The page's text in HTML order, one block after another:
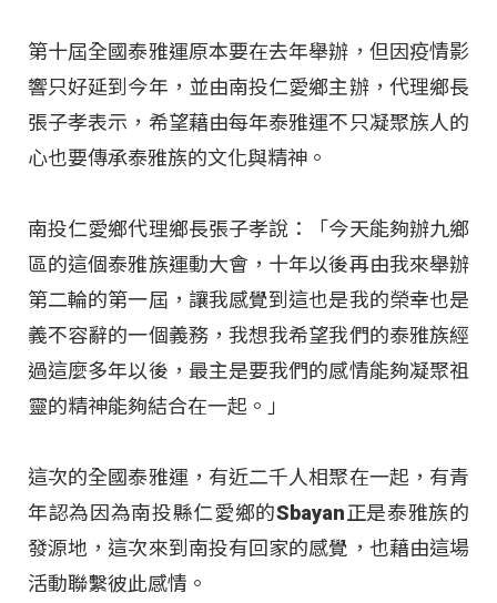
第十屆全國泰雅運原本要在去年舉辦，但因疫情影
響只好延到今年，並由南投仁愛鄉主辦，代理鄉長
張子孝表示，希望藉由每年泰雅運不只凝聚族人的
心也要傳承泰雅族的文化與精神。
南投仁愛鄉代理鄉長張子孝說：「今天能夠辦九鄉
區的這個泰雅族運動大會，十年以後再由我來舉辦
第二輪的第一屆，讓我感覺到這也是我的榮幸也是
義不容辭的一個義務，我想我希望我們的泰雅族經
過這麼多年以後，最主是要我們的感情能夠凝聚祖
靈的精神能夠結合在一起。」
這次的全國泰雅運，有近二千人相聚在一起，有青
年認為因為南投縣仁愛鄉的Sbayan正是泰雅族的
發源地，這次來到南投有回家的感覺，也藉由這場
活動聯繫彼此感情。